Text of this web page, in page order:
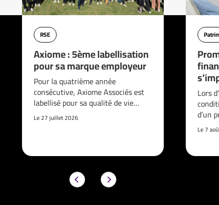
RSE
Axiome : 5ème labellisation
pour sa marque employeur
Pour la quatrième année
consécutive, Axiome Associés est
labellisé pour sa qualité de vie…
Le 27 juillet 2026
Lors
d’un
Le 7